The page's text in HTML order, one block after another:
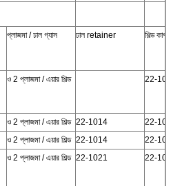
প্লাজমা / ঢাল গ্যাস ঢাল retainer শিল্ড কাপ
ও 2 প্লাজমা / এয়ার শিল্ড 22-
ও 2 প্লাজমা / এয়ার শিল্ড 22-1014
22-
ও 2 প্লাজমা / এয়ার শিল্ড 22-1014
22-
ও 2 প্লাজমা / এয়ার শিল্ড 22-1021 22-